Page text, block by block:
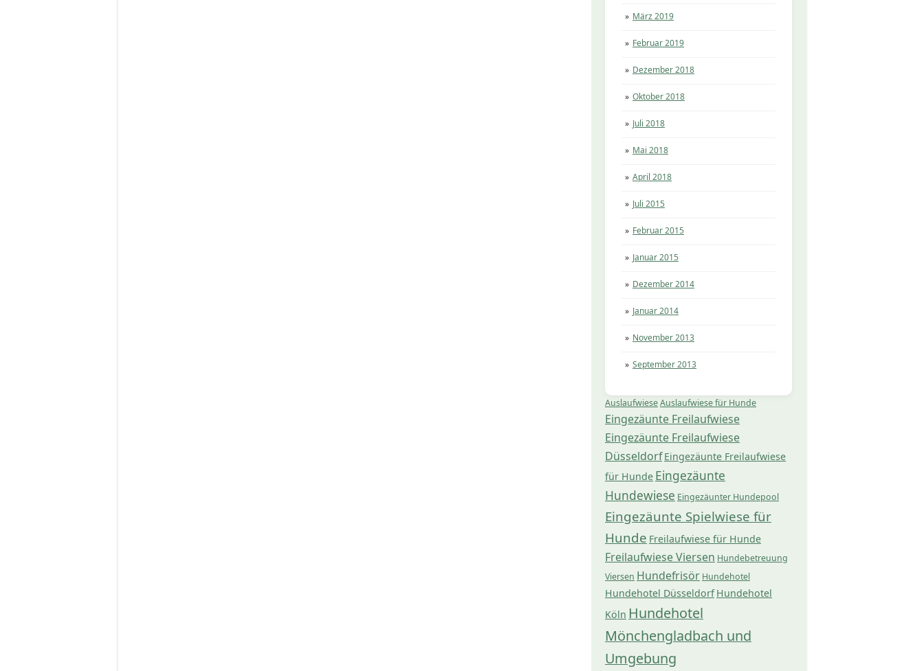
März 2019
Februar 2019
Dezember 2018
Oktober 2018
Juli 2018
Mai 2018
April 2018
Juli 2015
Februar 2015
Januar 2015
Dezember 2014
Januar 2014
November 2013
September 2013
AuslaufwieseAuslaufwiese für Hunde
Eingezäunte Freilaufwiese
Eingezäunte Freilaufwiese
Düsseldorf Eingezäunte Freilaufwiese
für Hunde Eingezäunte
Hundewiese Eingezäunter Hundepool
Eingezäunte Spielwiese für
Hunde Freilaufwiese für Hunde
Freilaufwiese Viersen Hundebetreuung
Viersen Hundefrisör Hundehotel
Hundehotel Düsseldorf Hundehotel
Köln Hundehotel
Mönchengladbach und
Umgebung